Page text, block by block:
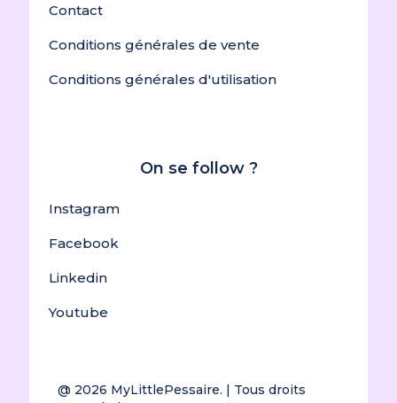
Contact
Conditions générales de vente
Conditions générales d'utilisation
On se follow ?
Instagram
Facebook
Linkedin
Youtube
@ 2026 MyLittlePessaire. | Tous droits